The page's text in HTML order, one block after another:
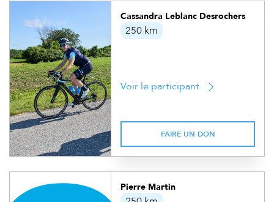
Cassandra Leblanc Desrochers
250 km
Voir le participant
FAIRE UN DON
Pierre Martin